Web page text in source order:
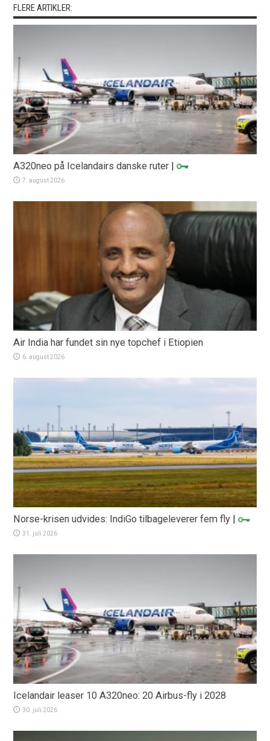
FLERE ARTIKLER:
A320neo på Icelandairs danske ruter |
7. august 2026
Air India har fundet sin nye topchef i Etiopien
6. august 2026
Norse-krisen udvides: IndiGo tilbageleverer fem fly |
31. juli 2026
Icelandair leaser 10 A320neo: 20 Airbus-fly i 2028
30. juli 2026